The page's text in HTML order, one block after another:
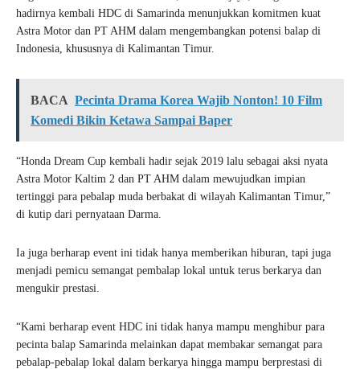
hadirnya kembali HDC di Samarinda menunjukkan komitmen kuat
Astra Motor dan PT AHM dalam mengembangkan potensi balap di
Indonesia, khususnya di Kalimantan Timur.
BACA Pecinta Drama Korea Wajib Nonton! 10 Film
Komedi Bikin Ketawa Sampai Baper
“Honda Dream Cup kembali hadir sejak 2019 lalu sebagai aksi nyata
Astra Motor Kaltim 2 dan PT AHM dalam mewujudkan impian
tertinggi para pebalap muda berbakat di wilayah Kalimantan Timur,”
di kutip dari pernyataan Darma.
Ia juga berharap event ini tidak hanya memberikan hiburan, tapi juga
menjadi pemicu semangat pembalap lokal untuk terus berkarya dan
mengukir prestasi.
“Kami berharap event HDC ini tidak hanya mampu menghibur para
pecinta balap Samarinda melainkan dapat membakar semangat para
pebalap-pebalap lokal dalam berkarya hingga mampu berprestasi di